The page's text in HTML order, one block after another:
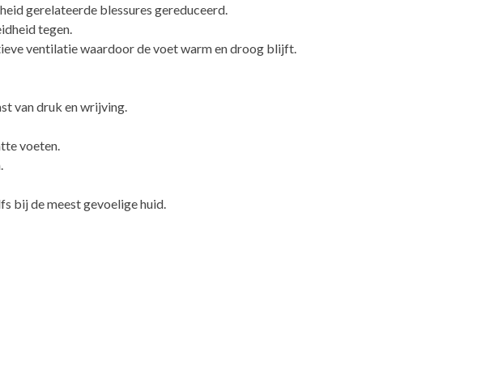
gerelateerde blessures gereduceerd.
tegen.
ventilatie waardoor de voet warm en droog blijft.
van druk en wrijving.
voeten.
bij de meest gevoelige huid.